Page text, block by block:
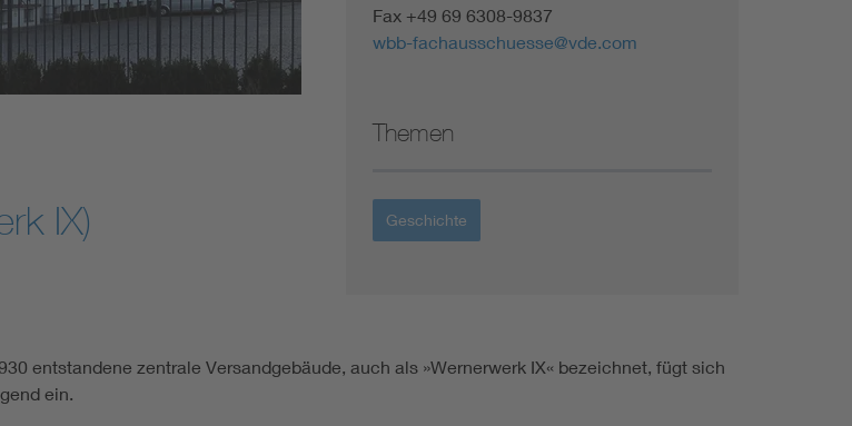
IX)
Fax +49 69 6308-9837
wbb-fachausschuesse@vde.com
Themen
Geschichte
entstandene zentrale Versandgebäude, auch als »Wernerwerk IX« bezeichnet, fügt sich
ein.